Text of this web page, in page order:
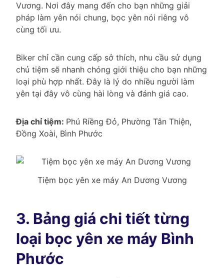
Vương. Nơi đây mang đến cho bạn những giải
pháp làm yên nói chung, bọc yên nói riêng vô
cùng tối ưu.
Biker chỉ cần cung cấp sở thích, nhu cầu sử dụng
chủ tiệm sẽ nhanh chóng giới thiệu cho bạn những
loại phù hợp nhất. Đây là lý do nhiều người làm
yên tại đây vô cùng hài lòng và đánh giá cao.
Địa chỉ tiệm: Phú Riềng Đỏ, Phường Tân Thiện,
Đồng Xoài, Bình Phước
Tiệm bọc yên xe máy An Dương Vương
3. Bảng giá chi tiết từng
loại bọc yên xe máy Bình
Phước